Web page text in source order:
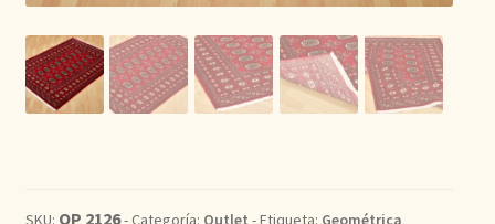
Kilim
Redondas
Seda
SKU: OP 2126- Categoría: Outlet - Etiqueta: Geométrica